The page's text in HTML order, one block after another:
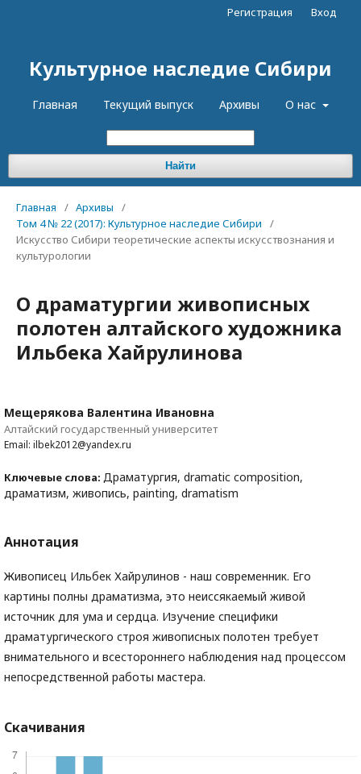
Культурное наследие Сибири
Главная Текущий выпуск Архивы О нас
Найти
Регистрация Вход
Главная / Архивы
/
Том 4 № 22 (2017): Культурное наследие Сибири
/
Искусство Сибири теоретические аспекты искусствознания и
культурологии
О драматургии живописных
полотен алтайского художника
Ильбека Хайрулинова
Мещерякова Валентина Ивановна
Алтайский государственный университет
Email: ilbek2012@yandex.ru
Ключевые слова: Драматургия, dramatic composition,
драматизм, живопись, painting, dramatism
Аннотация
Живописец Ильбек Хайрулинов - наш современник. Его
картины полны драматизма, это неиссякаемый живой
источник для ума и сердца. Изучение специфики
драматургического строя живописных полотен требует
внимательного и всестороннего наблюдения над процессом
непосредственной работы мастера.
Скачивания